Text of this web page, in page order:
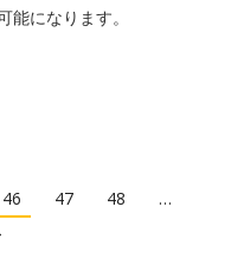
になります。
46 47 48
…